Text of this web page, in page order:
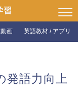
習
画 英語教材 / アプリ
発語力向上